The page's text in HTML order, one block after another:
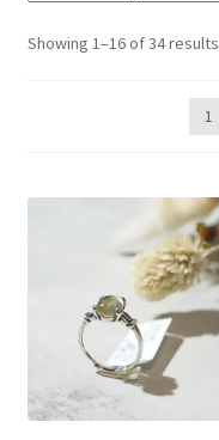
Showing 1–16 of 34 results
1